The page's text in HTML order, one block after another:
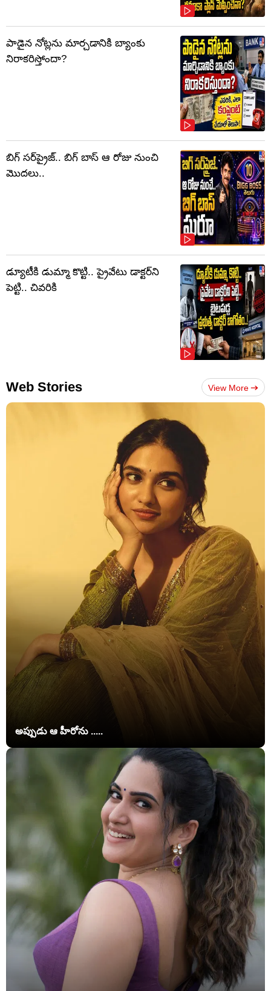
పాడైన నోట్లను మార్చడానికి బ్యాంకు
నిరాకరిస్తోందా?
బిగ్ సర్‌ప్రైజ్‌.. బిగ్ బాస్‌ ఆ రోజు నుంచి
మొదలు..
డ్యూటీకి డుమ్మా కొట్టి.. ప్రైవేటు డాక్టర్‌ని
పెట్టి.. చివరికి
Web Stories View More
అప్పుడు ఆ హీరోను .....